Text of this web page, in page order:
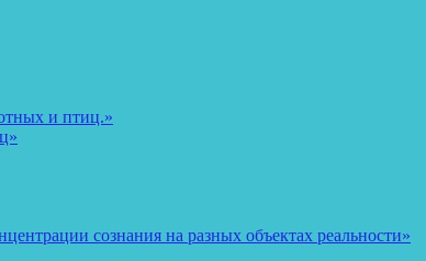
и птиц.»
сознания на разных объектах реальности»